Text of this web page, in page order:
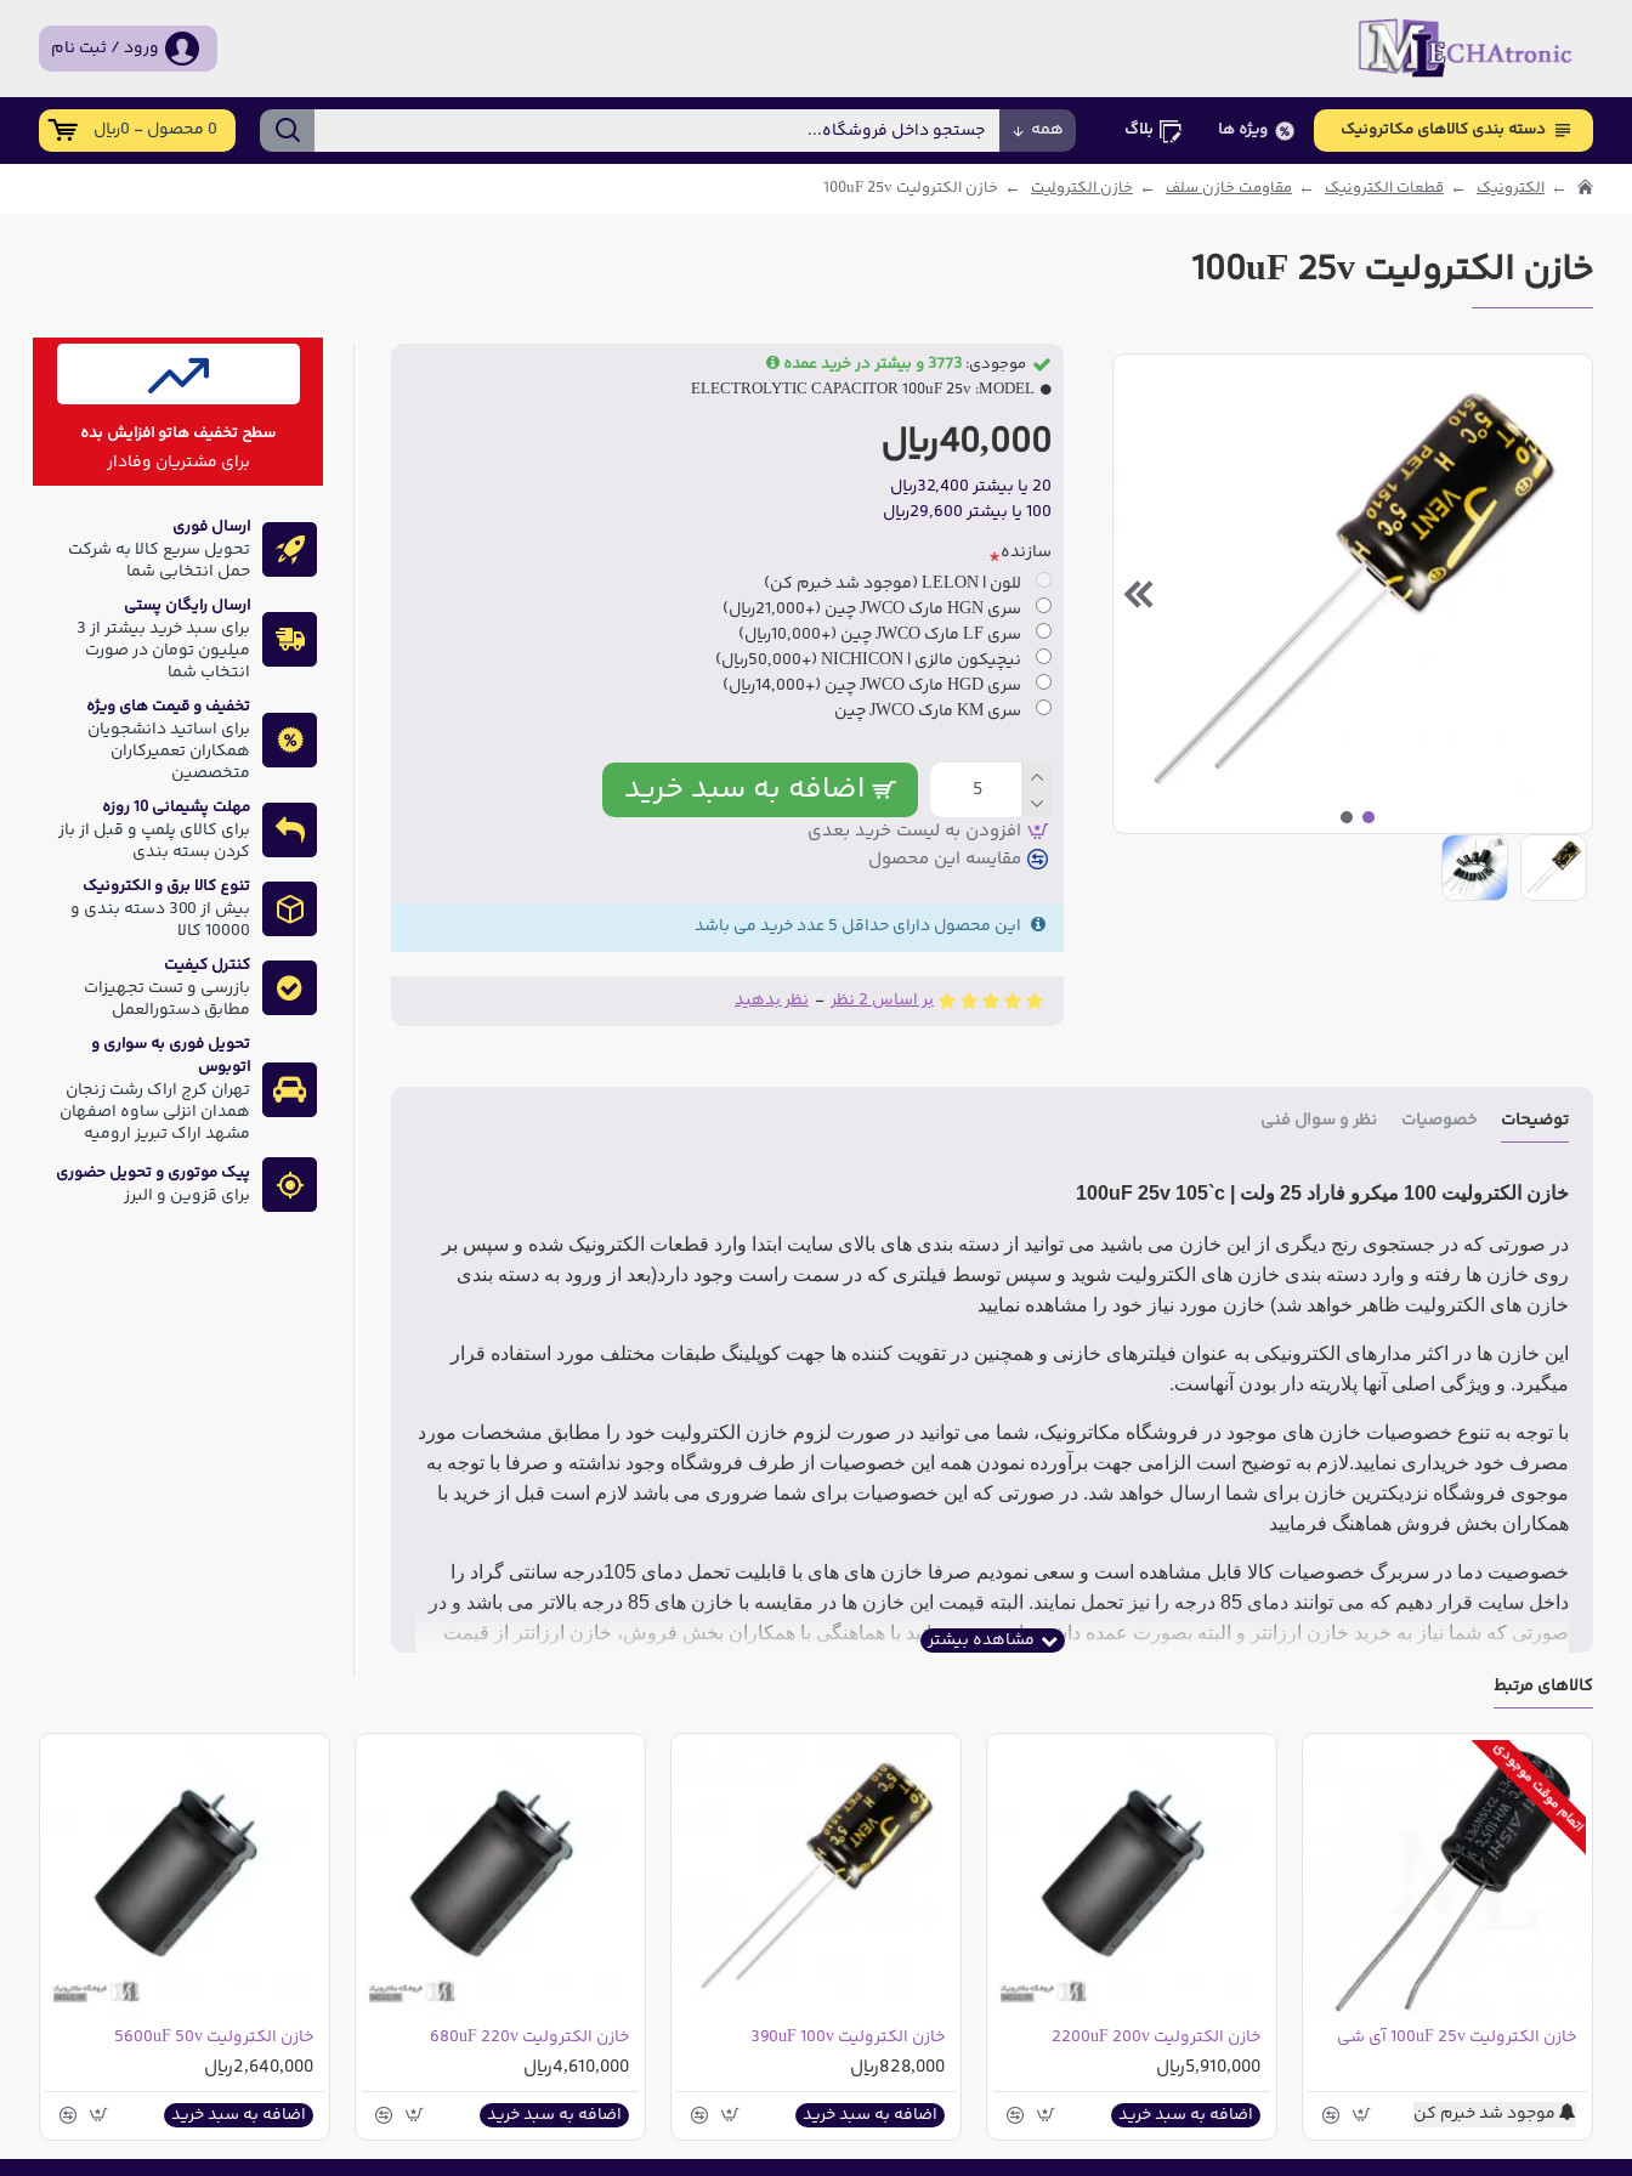
ورود / ثبت نام
دسته بندی کالاهای مکاترونیک ویژه ها بلاگ همه 0 محصول - 0ریال
الکترونیک قطعات الکترونیک مقاومت خازن سلف خازن الکترولیت خازن الکترولیت 100uF 25v
خازن الکترولیت 100uF 25v
بر اساس 2 نظر - نظر بدهید
40,000ریال
20 یا بیشتر 32,400ریال
100 یا بیشتر 29,600ریال
موجودی: 3773 و بیشتر در خرید عمده
MODEL:
ELECTROLYTIC CAPACITOR 100uF 25v
سازنده
للون | LELON (موجود شد خبرم کن)
سری HGN مارک JWCO چین
(+21,000ریال)
سری LF مارک JWCO چین
(+10,000ریال)
نیچیکون مالزی | NICHICON
(+50,000ریال)
سری HGD مارک JWCO چین
(+14,000ریال)
سری KM مارک JWCO چین
اضافه به سبد خرید
افزودن به لیست خرید بعدی
مقایسه این محصول
این محصول دارای حداقل 5 عدد خرید می باشد
توضیحات خصوصیات نظر و سوال فنی
خازن الکترولیت 100 میکرو فاراد 25 ولت | 100uF 25v 105`c
در صورتی که در جستجوی رنج دیگری از این خازن می باشید می توانید از دسته بندی های بالای سایت ابتدا وارد قطعات الکترونیک شده و سپس بر
روی خازن ها رفته و وارد دسته بندی خازن های الکترولیت شوید و سپس توسط فیلتری که در سمت راست وجود دارد(بعد از ورود به دسته بندی
خازن های الکترولیت ظاهر خواهد شد) خازن مورد نیاز خود را مشاهده نمایید
این خازن ها در اکثر مدارهای الکترونیکی به عنوان فیلترهای خازنی و همچنین در تقویت کننده ها جهت کوپلینگ طبقات مختلف مورد استفاده قرار
میگیرد. و ویژگی اصلی آنها پلاریته دار بودن آنهاست.
با توجه به تنوع خصوصیات خازن های موجود در فروشگاه مکاترونیک، شما می توانید در صورت لزوم خازن الکترولیت خود را مطابق مشخصات مورد
مصرف خود خریداری نمایید.لازم به توضیح است الزامی جهت برآورده نمودن همه این خصوصیات از طرف فروشگاه وجود نداشته و صرفا با توجه به
موجوی فروشگاه نزدیکترین خازن برای شما ارسال خواهد شد. در صورتی که این خصوصیات برای شما ضروری می باشد لازم است قبل از خرید با
همکاران بخش فروش هماهنگ فرمایید
خصوصیت دما در سربرگ خصوصیات کالا قابل مشاهده است و سعی نمودیم صرفا خازن های های با قابلیت تحمل دمای 105درجه سانتی گراد را
داخل سایت قرار دهیم که می توانند دمای 85 درجه را نیز تحمل نمایند. البته قیمت این خازن ها در مقایسه با خازن های 85 درجه بالاتر می باشد و در
صورتی که شما نیاز به خرید خازن ارزانتر و البته بصورت عمده داشته باشین می توانید با هماهنگی با همکاران بخش فروش، خازن ارزانتر از قیمت
مشخصات خازن الکترولیت 100 میکرو فاراد 25 ولت
ارتفاع : 12 میلی متر
قطر : 6 میلی متر
دما : 105 درجه سانتی گراد
پایه : سیمی بلند
کشور سازنده : چین
مشخصات خازن الکترولیت 100 میکرو فاراد 25 ولت
ارتفاع : 12 میلی متر
قطر : 6 میلی متر
دما : 105 درجه سانتی گراد
سطح تخفیف هاتو افزایش بده
برای مشتریان وفادار
ارسال فوری
تحویل سریع کالا به شرکت
حمل انتخابی شما
ارسال رایگان پستی
برای سبد خرید بیشتر از 3
میلیون تومان در صورت
انتخاب شما
تخفیف و قیمت های ویژه
برای اساتید دانشجویان
همکاران تعمیرکاران
متخصصین
مهلت پشیمانی 10 روزه
برای کالای پلمپ و قبل از باز
کردن بسته بندی
تنوع کالا برق و الکترونیک
بیش از 300 دسته بندی و
10000 کالا
کنترل کیفیت
بازرسی و تست تجهیزات
مطابق دستورالعمل
تحویل فوری به سواری و
اتوبوس
تهران کرج اراک رشت زنجان
همدان انزلی ساوه اصفهان
مشهد اراک تبریز ارومیه
پیک موتوری و تحویل حضوری
برای قزوین و البرز
کالاهای مرتبط
اتمام موقت موجودی
خازن الکترولیت 100uF 25v آی شی
موجود شد خبرم کن
خازن الکترولیت 2200uF 200v
5,910,000ریال
اضافه به سبد خرید
خازن الکترولیت 390uF 100v
828,000ریال
اضافه به سبد خرید
خازن الکترولیت 680uF 220v
4,610,000ریال
اضافه به سبد خرید
خازن الکترولیت 5600uF 50v
2,640,000ریال
اضافه به سبد خرید